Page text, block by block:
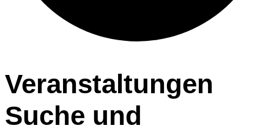
Veranstaltungen
Veranstaltungen
Suche und